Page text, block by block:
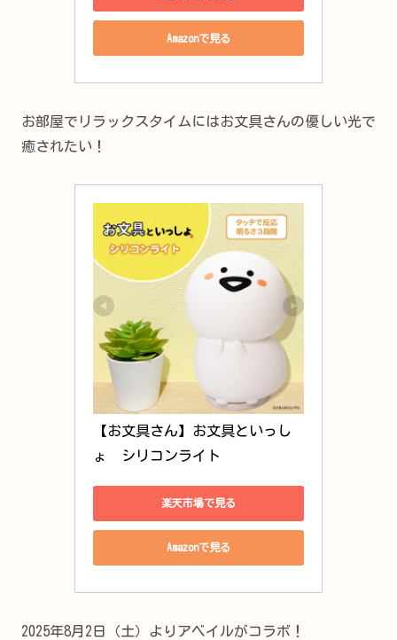
Amazonで見る
お部屋でリラックスタイムにはお文具さんの優しい光で
癒されたい！
【お文具さん】お文具といっし
ょ　シリコンライト
楽天市場で見る
Amazonで見る
2025年8月2日（土）よりアベイルがコラボ！